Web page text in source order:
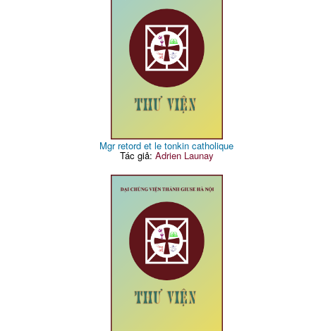
Mgr retord et le tonkin catholique
Tác giả: Adrien Launay